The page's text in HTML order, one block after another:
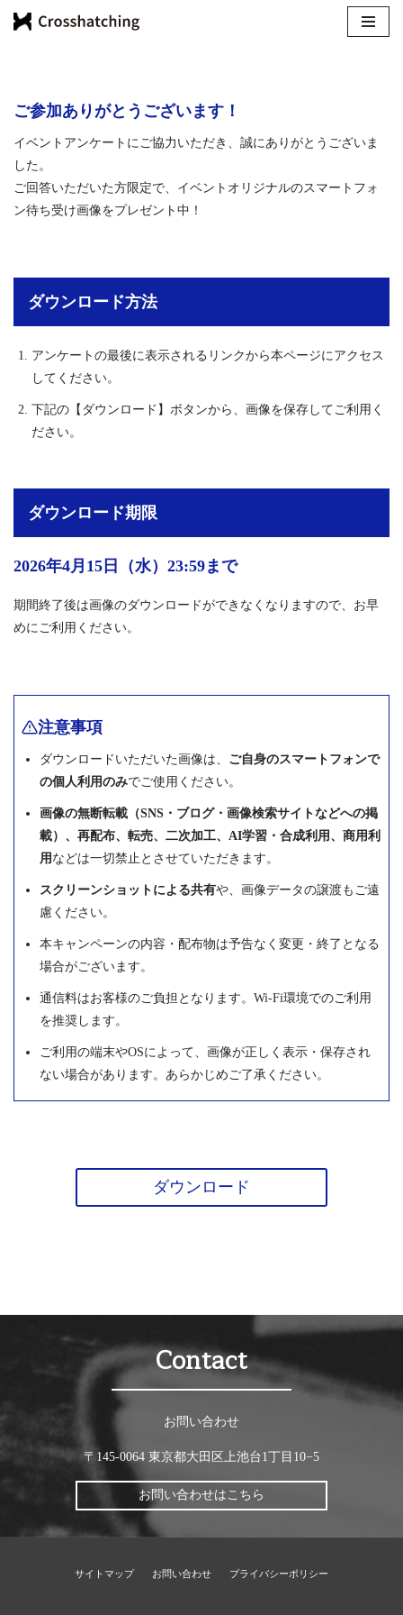
ン
ツ
へ
ス
キ
ご参加ありがとうございます！
イベントアンケートにご協力いただき、誠にありがとうございま
した。
ご回答いただいた方限定で、イベントオリジナルのスマートフォ
ン待ち受け画像をプレゼント中！
ダウンロード方法
アンケートの最後に表示されるリンクから本ページにアクセス
してください。
下記の【ダウンロード】ボタンから、画像を保存してご利用く
ださい。
ダウンロード期限
2026年4月15日（水）23:59まで
期間終了後は画像のダウンロードができなくなりますので、お早
めにご利用ください。
注意事項
ダウンロードいただいた画像は、 ご自身のスマートフォンで
の個人利用のみでご使用ください。
画像の無断転載（SNS・ブログ・画像検索サイトなどへの掲
載）、再配布、転売、二次加工、AI学習・合成利用、商用利
用 などは一切禁止とさせていただきます。
スクリーンショットによる共有や、画像データの譲渡もご遠
慮ください。
本キャンペーンの内容・配布物は予告なく変更・終了となる
場合がございます。
通信料はお客様のご負担となります。Wi-Fi環境でのご利用
を推奨します。
ご利用の端末やOSによって、画像が正しく表示・保存され
ない場合があります。あらかじめご了承ください。
ダウンロード
Contact
お問い合わせ
〒145-0064 東京都大田区上池台1丁目10−5
お問い合わせはこちら
サイトマップ お問い合わせ プライバシーポリシー